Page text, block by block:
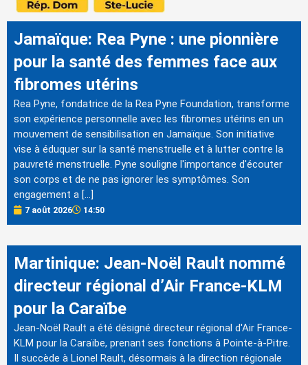
Jamaïque: Rea Pyne : une pionnière
pour la santé des femmes face aux
fibromes utérins
Rea Pyne, fondatrice de la Rea Pyne Foundation, transforme
son expérience personnelle avec les fibromes utérins en un
mouvement de sensibilisation en Jamaïque. Son initiative
vise à éduquer sur la santé menstruelle et à lutter contre la
pauvreté menstruelle. Pyne souligne l'importance d'écouter
son corps et de ne pas ignorer les symptômes. Son
engagement a […]
7 août 2026 14:50
Martinique: Jean-Noël Rault nommé
directeur régional d’Air France-KLM
pour la Caraïbe
Jean-Noël Rault a été désigné directeur régional d'Air France-
KLM pour la Caraïbe, prenant ses fonctions à Pointe-à-Pitre.
Il succède à Lionel Rault, désormais à la direction régionale